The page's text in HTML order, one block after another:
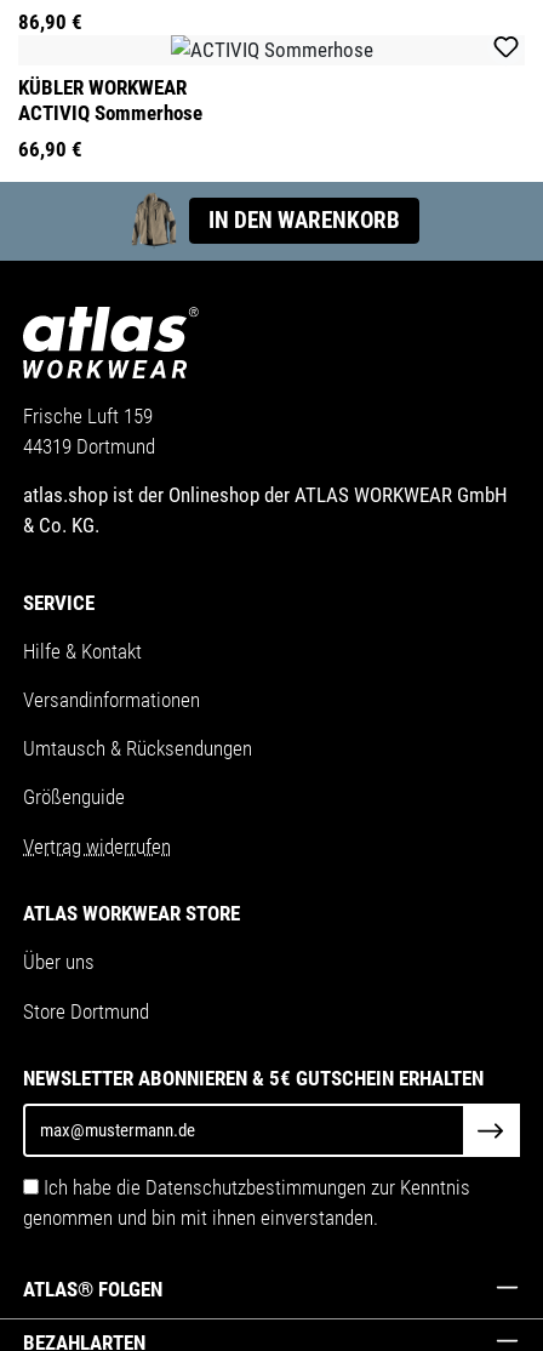
86,90 €
KÜBLER WORKWEAR
ACTIVIQ Sommerhose
66,90 €
IN DEN WARENKORB
Frische Luft 159
44319 Dortmund
atlas.shop ist der Onlineshop der ATLAS WORKWEAR GmbH
& Co. KG.
SERVICE
Hilfe & Kontakt
Versandinformationen
Umtausch & Rücksendungen
Größenguide
Vertrag widerrufen
ATLAS WORKWEAR STORE
Über uns
Store Dortmund
NEWSLETTER ABONNIEREN & 5€ GUTSCHEIN ERHALTEN
Ich habe die Datenschutzbestimmungen zur Kenntnis
genommen und bin mit ihnen einverstanden.
ATLAS® FOLGEN
BEZAHLARTEN